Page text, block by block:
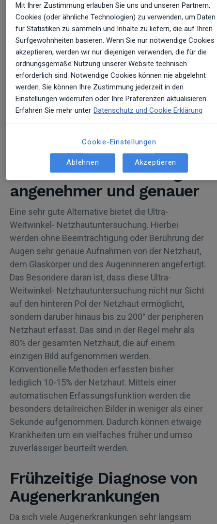
Makuladegenerationenleiden, müssen besonders
häufig zur Untersuchung. Um die Netzhaut in ihrer
Gesamtheit gründlich zu untersuchen, war es
bislang nötig, die Pupille mit lokalen Medikamenten
weit zu tropfen. Nach dieser unbeliebten Prozedur
konnten Patienten mehrere Stunden nur unscharf
sehen und waren deshalb stark in ihrem Alltag
eingeschränkt. So war beispielsweise das
Autofahren für einige Stunden nach der
Netzhautuntersuchung ist
angenehmer und genauer
Eine sehr gute Alternative bietet die Ultra-
Weitwinkel- Netzhautuntersuchung. Hierbei
werden ohne Beeinträchtigung oder Berührung der
Augen sehr genaue Aufnahmen von der Netzhaut,
dem Glaskörper und des Augeninneren angefertigt.
Das Besondere daran ist, dass diese Ultra-
Weitwinkel- Netzhautuntersuchung nicht nur Sicht
auf den hinteren Pol der Netzhaut ermöglicht,
sondern darüber hinaus bis zu 200° der peripheren
Netzhaut erfasst. Das sind in der Regel mehr als
80% der gesamten Netzhaut, die auf einem
einzigen Bild aufgenommen werden.
Konventionelle Methoden erfassten bisher
lediglich 10-15% der Netzhaut. Mittels einer
automatischen Erfassungsfunktion werden die
besonders detailreichen Bilder in weniger als einer
Sekunde aufgenommen. Dadurch können etwaige
Krankheiten um ein vielfaches früher und umso
zuverlässiger beurteilt werden.
Frühzeitige Diagnose von
Augenerkrankungen
Da sich viele Augenerkrankungen sehr langsam
Mit Ihrer Zustimmung erlauben Sie uns und unseren Partnern,
Cookies (oder ähnliche Technologien) zu verwenden, um Daten
für Statistiken zu sammeln und Inhalte zu liefern, die auf Ihren
Surfgewohnheiten basieren. Wenn Sie nur notwendige Cookies
akzeptieren, werden wir nur diejenigen verwenden, die für die
ordnungsgemäße Nutzung unserer Website technisch
erforderlich sind. Notwendige Cookies können nie abgelehnt
werden. Sie können Ihre Zustimmung jederzeit in den
Einstellungen widerrufen oder Ihre Präferenzen aktualisieren.
Erfahren Sie mehr unter Datenschutz und Cookie Erklärung
Cookie-Einstellungen
Ablehnen Akzeptieren